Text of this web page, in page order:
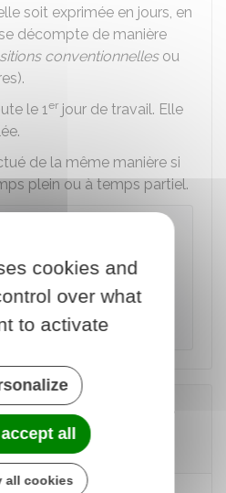
soit exprimée en jours, en
décompte de manière
conventionnellesou
le 1er jour de travail. Elle
de la même manière si
plein ou à temps partiel.
renouveler la période
en cas d'accord
dont peut
en CDD à objet
?
cookies and
over what
to activate
all
all cookies